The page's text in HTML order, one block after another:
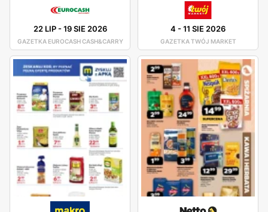
22 LIP-19 SIE 2026
GAZETKA EUROCASH CASH&CARRY
4 -11 SIE 2026
GAZETKA TWÓJ MARKET